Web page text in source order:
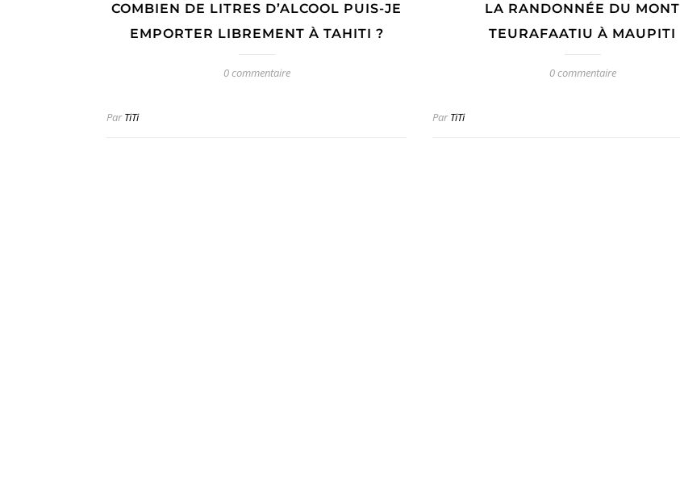
COMBIEN DE LITRES D’ALCOOL PUIS-JE
EMPORTER LIBREMENT À TAHITI ?
0 commentaire
ParTiTi
LA RANDONNÉE DU MONT
TEURAFAATIU À MAUPITI
0 commentaire
ParTiTi